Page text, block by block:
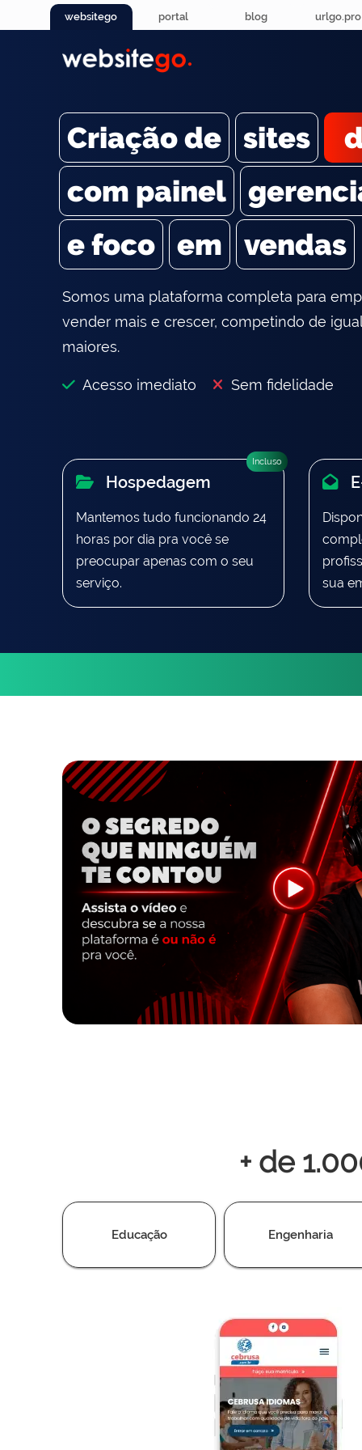
websitego portal blog urlgo.pro
Criação de sites
com painel
e foco
em vendas
Somos uma plataforma completa para
vender mais e crescer, competindo de
maiores.
Acesso imediato Sem fidelidade
Incluso
Hospedagem
Mantemos tudo funcionando 24
horas por dia pra você se
preocupar apenas com o seu
serviço.
sua
+ de
Educação Engenharia